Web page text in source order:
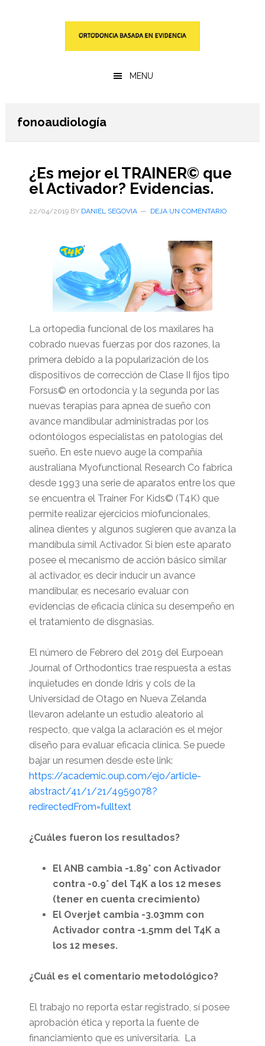
MENU
fonoaudiología
¿Es mejor el TRAINER© que
el Activador? Evidencias.
22/04/2019BY DANIEL SEGOVIA DEJA UN COMENTARIO
La ortopedia funcional de los maxilares ha
cobrado nuevas fuerzas por dos razones, la
primera debido a la popularización de los
dispositivos de corrección de Clase II fijos tipo
Forsus© en ortodoncia y la segunda por las
nuevas terapias para apnea de sueño con
avance mandibular administradas por los
odontólogos especialistas en patologías del
sueño. En este nuevo auge la compañía
australiana Myofunctional Research Co fabrica
desde 1993 una serie de aparatos entre los que
se encuentra el Trainer For Kids© (T4K) que
permite realizar ejercicios miofuncionales,
alinea dientes y algunos sugieren que avanza la
mandíbula símil Activador. Si bien este aparato
posee el mecanismo de acción básico similar
al activador, es decir inducir un avance
mandibular, es necesario evaluar con
evidencias de eficacia clínica su desempeño en
el tratamiento de disgnasias.
El número de Febrero del 2019 del Eurpoean
Journal of Orthodontics trae respuesta a estas
inquietudes en donde Idris y cols de la
Universidad de Otago en Nueva Zelanda
llevaron adelante un estudio aleatorio al
respecto, que valga la aclaración es el mejor
diseño para evaluar eficacia clínica. Se puede
bajar un resumen desde este link:
https://academic.oup.com/ejo/article-
abstract/41/1/21/4959078?
redirectedFrom=fulltext
¿Cuáles fueron los resultados?
El ANB cambia -1.89° con Activador
contra -0.9° del T4K a los 12 meses
(tener en cuenta crecimiento)
El Overjet cambia -3.03mm con
Activador contra -1.5mm del T4K a
los 12 meses.
¿Cuál es el comentario metodológico?
El trabajo no reporta estar registrado, sí posee
aprobación ética y reporta la fuente de
financiamiento que es universitaria. La